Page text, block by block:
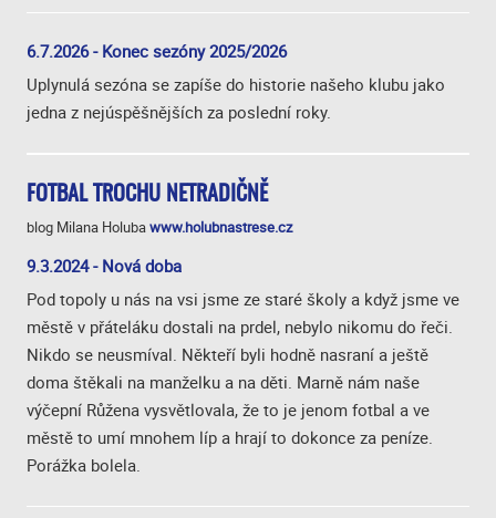
6.7.2026 - Konec sezóny 2025/2026
Uplynulá sezóna se zapíše do historie našeho klubu jako
jedna z nejúspěšnějších za poslední roky.
FOTBAL TROCHU NETRADIČNĚ
blog Milana Holubawww.holubnastrese.cz
9.3.2024 - Nová doba
Pod topoly u nás na vsi jsme ze staré školy a když jsme ve
městě v přáteláku dostali na prdel, nebylo nikomu do řeči.
Nikdo se neusmíval. Někteří byli hodně nasraní a ještě
doma štěkali na manželku a na děti. Marně nám naše
výčepní Růžena vysvětlovala, že to je jenom fotbal a ve
městě to umí mnohem líp a hrají to dokonce za peníze.
Porážka bolela.